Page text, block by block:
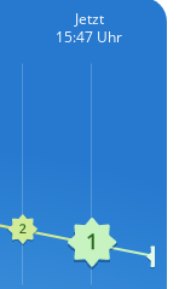
Jetzt
15:47 Uhr